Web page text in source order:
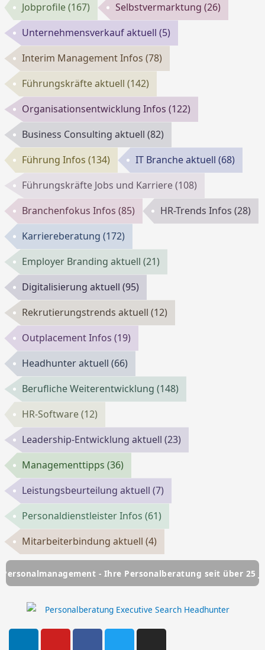
Jobprofile(167) Selbstvermarktung(26)
Unternehmensverkauf aktuell(5)
Interim Management Infos(78)
Führungskräfte aktuell(142)
Organisationsentwicklung Infos(122)
Business Consulting aktuell(82)
Führung Infos(134) IT Branche aktuell(68)
Führungskräfte Jobs und Karriere(108)
Branchenfokus Infos(85) HR-Trends Infos(28)
Karriereberatung(172)
Employer Branding aktuell(21)
Digitalisierung aktuell(95)
Rekrutierungstrends aktuell(12)
Outplacement Infos(19)
Headhunter aktuell(66)
Berufliche Weiterentwicklung(148)
HR-Software(12)
Leadership-Entwicklung aktuell(23)
Managementtipps(36)
Leistungsbeurteilung aktuell(7)
Personaldienstleister Infos(61)
Mitarbeiterbindung aktuell(4)
- Ihre Personalberatung seit über 25 Jahren
L Y F T I